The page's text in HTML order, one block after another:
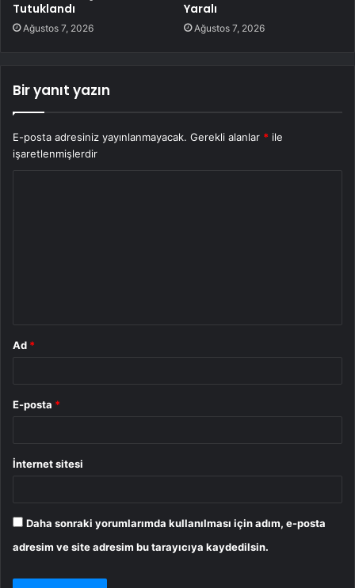
Tutuklandı
Ağustos 7, 2026
Yaralı
Ağustos 7, 2026
Bir yanıt yazın
E-posta adresiniz yayınlanmayacak. Gerekli alanlar * ile
işaretlenmişlerdir
Ad *
E-posta *
İnternet sitesi
Daha sonraki yorumlarımda kullanılması için adım, e-posta
adresim ve site adresim bu tarayıcıya kaydedilsin.